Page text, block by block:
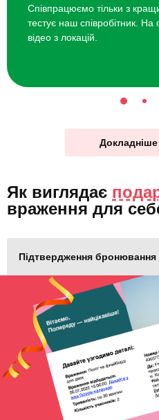
Співпрацюємо тільки з
тестує наш співробітник.
відео з локацій.
Як виглядає
враження для
Підтвердження бронювання